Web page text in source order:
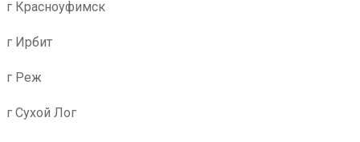
г Красноуфимск
г Ирбит
г Реж
г Сухой Лог